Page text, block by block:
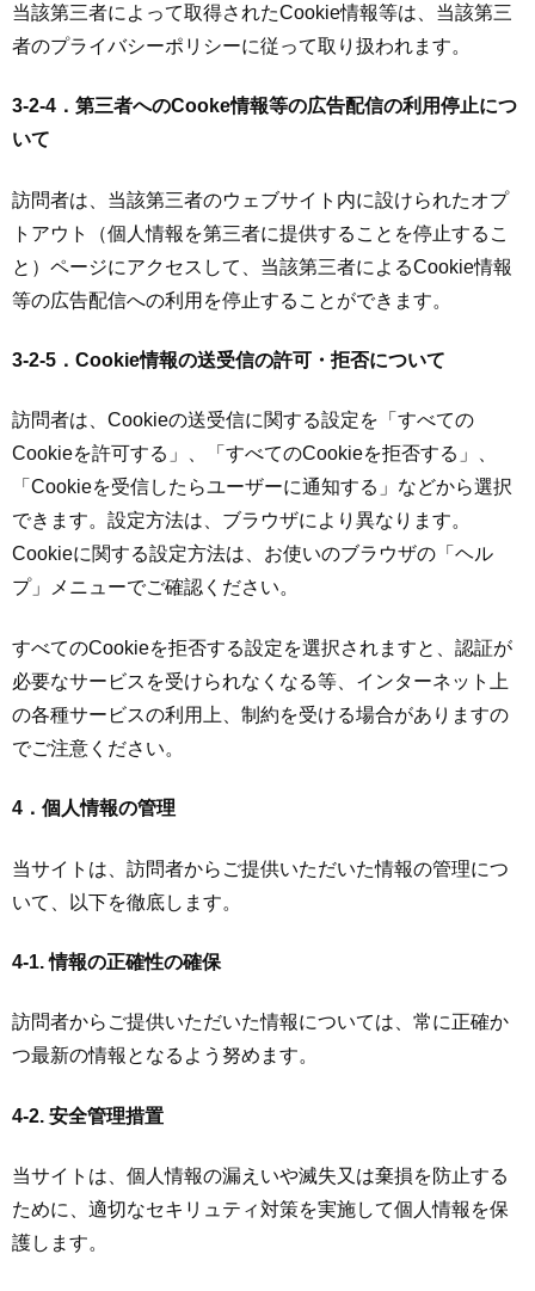
当該第三者によって取得されたCookie情報等は、当該第三
者のプライバシーポリシーに従って取り扱われます。
3-2-4．第三者へのCooke情報等の広告配信の利用停止につ
いて
訪問者は、当該第三者のウェブサイト内に設けられたオプ
トアウト（個人情報を第三者に提供することを停止するこ
と）ページにアクセスして、当該第三者によるCookie情報
等の広告配信への利用を停止することができます。
3-2-5．Cookie情報の送受信の許可・拒否について
訪問者は、Cookieの送受信に関する設定を「すべての
Cookieを許可する」、「すべてのCookieを拒否する」、
「Cookieを受信したらユーザーに通知する」などから選択
できます。設定方法は、ブラウザにより異なります。
Cookieに関する設定方法は、お使いのブラウザの「ヘル
プ」メニューでご確認ください。
すべてのCookieを拒否する設定を選択されますと、認証が
必要なサービスを受けられなくなる等、インターネット上
の各種サービスの利用上、制約を受ける場合がありますの
でご注意ください。
4．個人情報の管理
当サイトは、訪問者からご提供いただいた情報の管理につ
いて、以下を徹底します。
4-1. 情報の正確性の確保
訪問者からご提供いただいた情報については、常に正確か
つ最新の情報となるよう努めます。
4-2. 安全管理措置
当サイトは、個人情報の漏えいや滅失又は棄損を防止する
ために、適切なセキリュティ対策を実施して個人情報を保
護します。